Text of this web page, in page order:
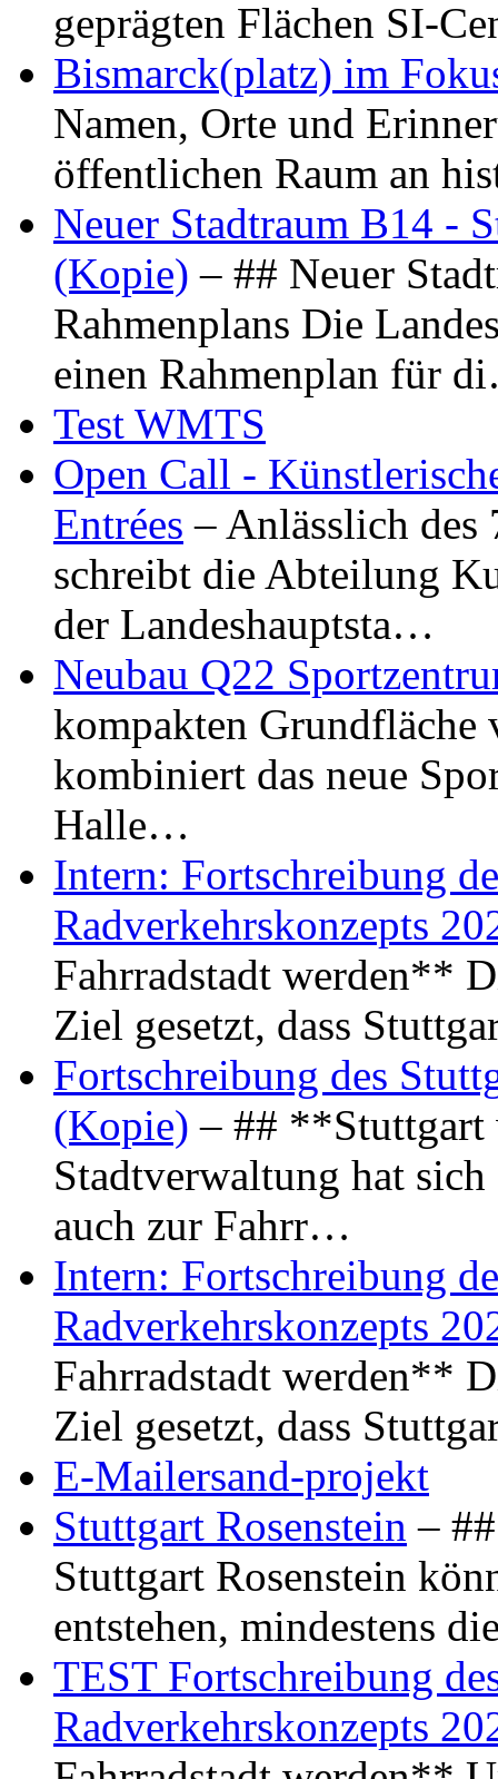
geprägten Flächen SI-
Bismarck(platz) im
Namen, Orte und
öffentlichen Raum an
Neuer Stadtraum B14 -
(Kopie) – ## Neuer
Rahmenplans Die
einen Rahmenplan für
Test WMTS
Open Call -
Entrées – Anlässlich
schreibt die Abteilung
der Landeshauptsta…
Neubau Q22
kompakten Grundfläche
kombiniert das neue
Halle…
Intern: Fortschreibung
Radverkehrskonzepts
Fahrradstadt werden**
Ziel gesetzt, dass
Fortschreibung des
(Kopie) – ## **Stuttgart
Stadtverwaltung hat
auch zur Fahrr…
Intern: Fortschreibung
Radverkehrskonzepts
Fahrradstadt werden**
Ziel gesetzt, dass
E-Mailersand-projekt
Stuttgart Rosenstein –
Stuttgart Rosenstein
entstehen, mindestens
TEST Fortschreibung
Radverkehrskonzepts